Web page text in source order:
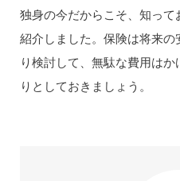
独身の今だからこそ、知っ
紹介しました。保険は将来
り検討して、無駄な費用は
りとしておきましょう。